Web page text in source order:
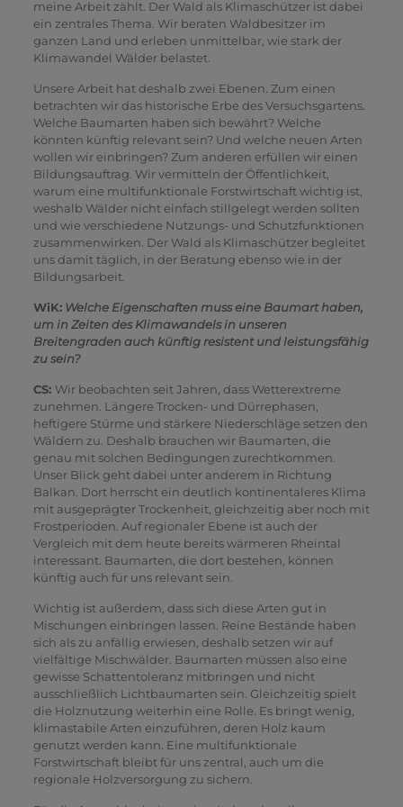
meine Arbeit zählt. Der Wald als Klimaschützer ist dabei
ein zentrales Thema. Wir beraten Waldbesitzer im
ganzen Land und erleben unmittelbar, wie stark der
Klimawandel Wälder belastet.
Unsere Arbeit hat deshalb zwei Ebenen. Zum einen
betrachten wir das historische Erbe des Versuchsgartens.
Welche Baumarten haben sich bewährt? Welche
könnten künftig relevant sein? Und welche neuen Arten
wollen wir einbringen? Zum anderen erfüllen wir einen
Bildungsauftrag. Wir vermitteln der Öffentlichkeit,
warum eine multifunktionale Forstwirtschaft wichtig ist,
weshalb Wälder nicht einfach stillgelegt werden sollten
und wie verschiedene Nutzungs- und Schutzfunktionen
zusammenwirken. Der Wald als Klimaschützer begleitet
uns damit täglich, in der Beratung ebenso wie in der
Bildungsarbeit.
WiK: Welche Eigenschaften muss eine Baumart haben,
um in Zeiten des Klimawandels in unseren
Breitengraden auch künftig resistent und leistungsfähig
zu sein?
CS: Wir beobachten seit Jahren, dass Wetterextreme
zunehmen. Längere Trocken- und Dürrephasen,
heftigere Stürme und stärkere Niederschläge setzen den
Wäldern zu. Deshalb brauchen wir Baumarten, die
genau mit solchen Bedingungen zurechtkommen.
Unser Blick geht dabei unter anderem in Richtung
Balkan. Dort herrscht ein deutlich kontinentaleres Klima
mit ausgeprägter Trockenheit, gleichzeitig aber noch mit
Frostperioden. Auf regionaler Ebene ist auch der
Vergleich mit dem heute bereits wärmeren Rheintal
interessant. Baumarten, die dort bestehen, können
künftig auch für uns relevant sein.
Wichtig ist außerdem, dass sich diese Arten gut in
Mischungen einbringen lassen. Reine Bestände haben
sich als zu anfällig erwiesen, deshalb setzen wir auf
vielfältige Mischwälder. Baumarten müssen also eine
gewisse Schattentoleranz mitbringen und nicht
ausschließlich Lichtbaumarten sein. Gleichzeitig spielt
die Holznutzung weiterhin eine Rolle. Es bringt wenig,
klimastabile Arten einzuführen, deren Holz kaum
genutzt werden kann. Eine multifunktionale
Forstwirtschaft bleibt für uns zentral, auch um die
regionale Holzversorgung zu sichern.